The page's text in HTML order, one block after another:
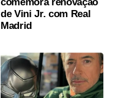
de Vini Jr. com Real
Madrid